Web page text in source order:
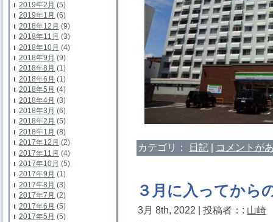
2019年2月 (5)
2019年1月 (6)
2018年12月 (9)
2018年11月 (3)
2018年10月 (4)
2018年9月 (9)
2018年8月 (1)
2018年6月 (1)
2018年5月 (4)
2018年4月 (3)
2018年3月 (6)
2018年2月 (5)
2018年1月 (8)
2017年12月 (2)
2017年11月 (4)
2017年10月 (5)
2017年9月 (1)
2017年8月 (3)
2017年7月 (2)
2017年6月 (5)
2017年5月 (5)
カテゴリ： 日記 | コメントが
３月に入ってから
3月 8th, 2022 | 投稿者：: 山崎